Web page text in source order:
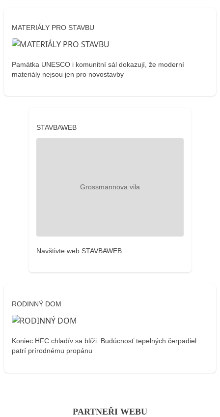
MATERIÁLY PRO STAVBU
Památka UNESCO i komunitní sál dokazují, že moderní
materiály nejsou jen pro novostavby
STAVBAWEB
Navštivte web STAVBAWEB
RODINNÝ DOM
Koniec HFC chladív sa blíži. Budúcnosť tepelných čerpadiel
patrí prírodnému propánu
PARTNEŘI WEBU